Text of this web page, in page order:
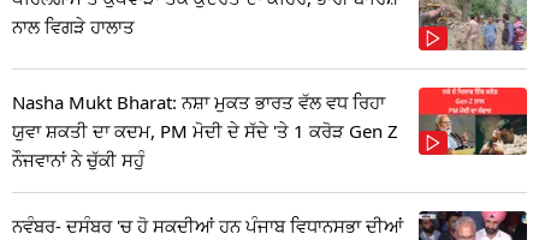
ਨਾਲ ਵਿਗੜੇ ਹਾਲਾਤ
Nasha Mukt Bharat: ਨਸ਼ਾ ਮੁਕਤ ਭਾਰਤ ਵੱਲ ਵਧ ਰਿਹਾ
ਯੁਵਾ ਸ਼ਕਤੀ ਦਾ ਕਦਮ, PM ਮੋਦੀ ਦੇ ਸੱਦੇ 'ਤੇ 1 ਕਰੋੜ Gen Z
ਨੌਜਵਾਨਾਂ ਨੇ ਚੁੱਕੀ ਸਹੁੰ
ਨਵੰਬਰ- ਦਸੰਬਰ 'ਚ ਹੋ ਸਕਦੀਆਂ ਹਨ ਪੰਜਾਬ ਵਿਧਾਨਸਭਾ ਦੀਆਂ